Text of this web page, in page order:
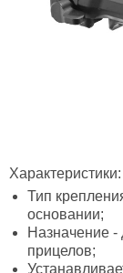
Характеристики:
Тип
основании;
Назначение -
прицелов;